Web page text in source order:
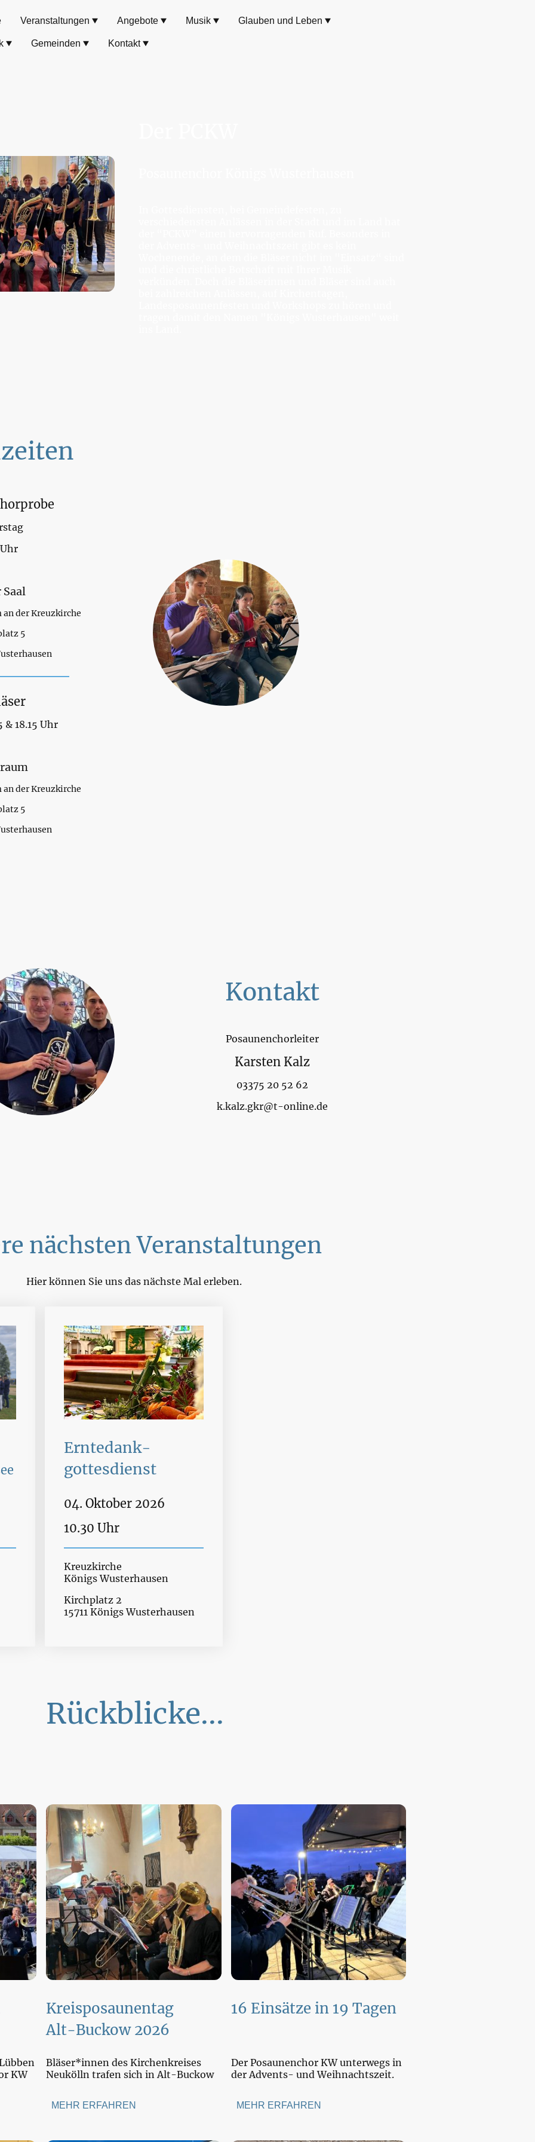
Veranstaltungen Angebote Musik Glauben und Leben
Gemeinden Kontakt
Saal
der Kreuzkirche
5
& 18.15 Uhr
der Kreuzkirche
5
Kontakt
Posaunenchorleiter
Karsten Kalz
03375 20 52 62
k.kalz.gkr@t-online.de
nächsten Veranstaltungen
Hier können Sie uns das nächste Mal erleben.
Erntedank-
gottesdienst
04. Oktober 2026
10.30 Uhr
Kreuzkirche
Königs Wusterhausen
Kirchplatz 2
15711 Königs Wusterhausen
Rückblicke...
KW
Kreisposaunentag
Alt-Buckow 2026
Bläser*innen des Kirchenkreises
Neukölln trafen sich in Alt-Buckow
MEHR ERFAHREN
16 Einsätze in 19 Tagen
Der Posaunenchor KW unterwegs in
der Advents- und Weihnachtszeit.
MEHR ERFAHREN